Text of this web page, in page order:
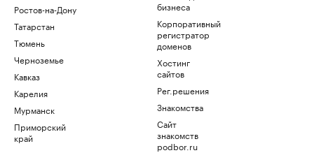
Ростов-на-Дону
Татарстан
Тюмень
Черноземье
Кавказ
Карелия
Мурманск
Приморский
край
бизнеса
Корпоративный
регистратор
доменов
Хостинг
сайтов
Рег.решения
Знакомства
Сайт
знакомств
podbor.ru